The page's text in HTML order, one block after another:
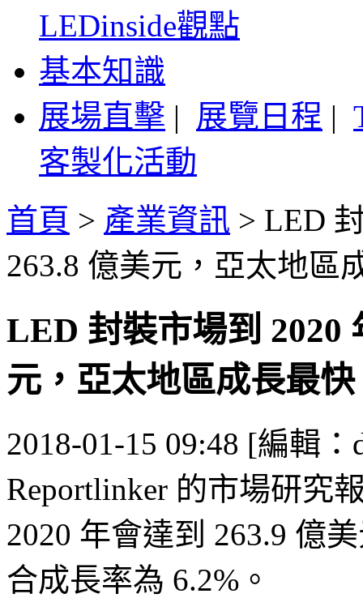
LEDinside觀點
基本知識
展場直擊 | 展覽日程 |
客製化活動
首頁 > 產業資訊 > LED
263.8 億美元，亞太地區
LED 封裝市場到 2020
元，亞太地區成長最快
2018-01-15 09:48 [編輯：
Reportlinker 的市場研究
2020 年會達到 263.9 億
合成長率為 6.2%。